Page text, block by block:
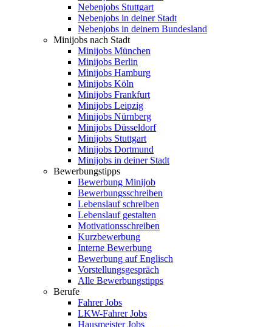
Nebenjobs Stuttgart
Nebenjobs in deiner Stadt
Nebenjobs in deinem Bundesland
Minijobs nach Stadt
Minijobs München
Minijobs Berlin
Minijobs Hamburg
Minijobs Köln
Minijobs Frankfurt
Minijobs Leipzig
Minijobs Nürnberg
Minijobs Düsseldorf
Minijobs Stuttgart
Minijobs Dortmund
Minijobs in deiner Stadt
Bewerbungstipps
Bewerbung Minijob
Bewerbungsschreiben
Lebenslauf schreiben
Lebenslauf gestalten
Motivationsschreiben
Kurzbewerbung
Interne Bewerbung
Bewerbung auf Englisch
Vorstellungsgespräch
Alle Bewerbungstipps
Berufe
Fahrer Jobs
LKW-Fahrer Jobs
Hausmeister Jobs